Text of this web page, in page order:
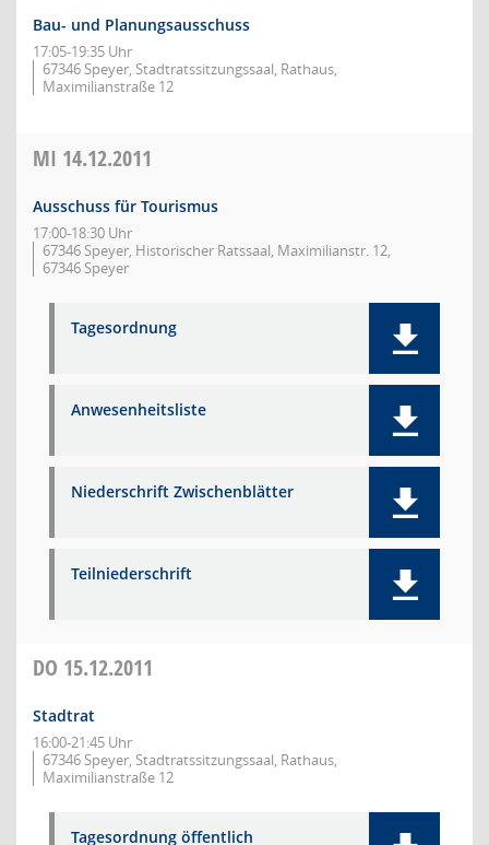
Bau- und Planungsausschuss
17:05-19:35 Uhr
67346 Speyer, Stadtratssitzungssaal, Rathaus,
Maximilianstraße 12
MI 14.12.2011
Ausschuss für Tourismus
17:00-18:30 Uhr
67346 Speyer, Historischer Ratssaal, Maximilianstr. 12,
67346 Speyer
Tagesordnung
Anwesenheitsliste
Niederschrift Zwischenblätter
Teilniederschrift
DO 15.12.2011
Stadtrat
16:00-21:45 Uhr
67346 Speyer, Stadtratssitzungssaal, Rathaus,
Maximilianstraße 12
Tagesordnung öffentlich